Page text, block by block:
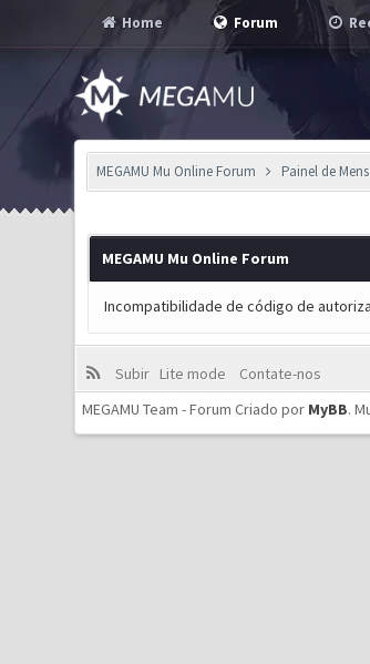
Home Forum
MEGAMU Mu Online Forum Painel de
MEGAMU Mu Online Forum
Incompatibilidade de código de
Subir Lite mode
Contate-nos
MEGAMU Team - Forum Criado por MyBB.